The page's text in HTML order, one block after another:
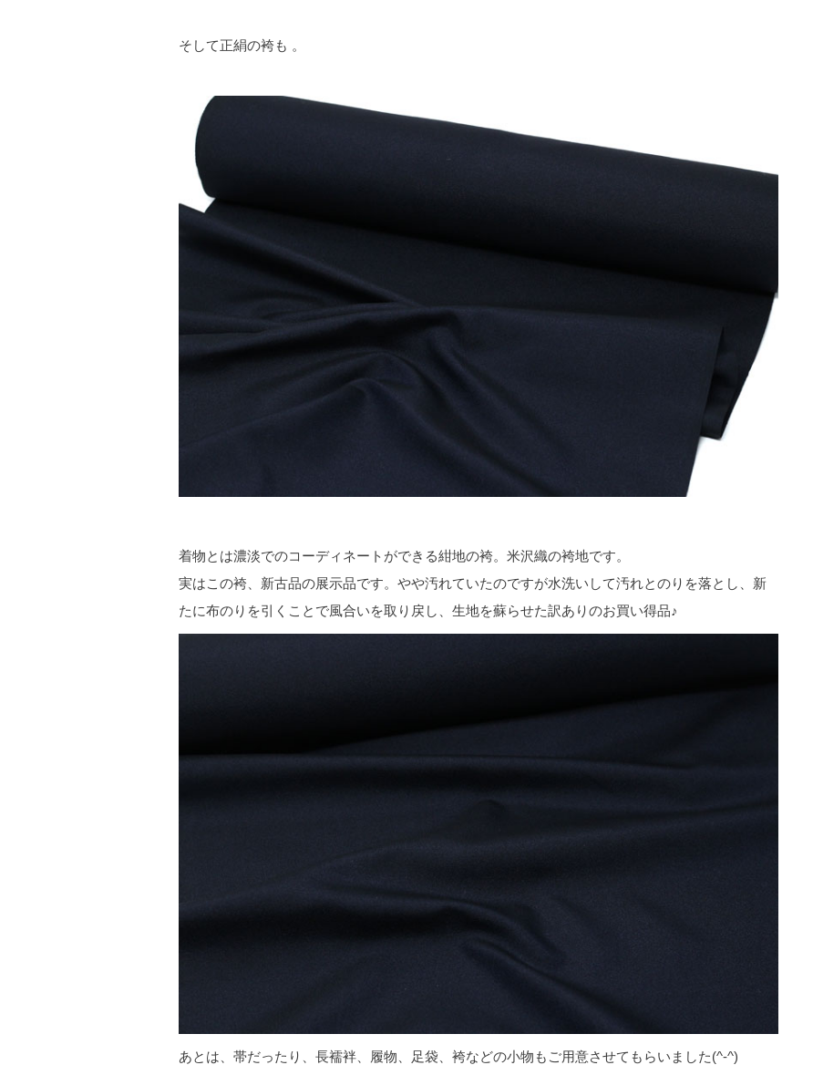
そして正絹の袴も 。
着物とは濃淡でのコーディネートができる紺地の袴。米沢織の袴地です。
実はこの袴、新古品の展示品です。やや汚れていたのですが水洗いして汚れとのりを落とし、新
たに布のりを引くことで風合いを取り戻し、生地を蘇らせた訳ありのお買い得品♪
あとは、帯だったり、長襦袢、履物、足袋、袴などの小物もご用意させてもらいました(^-^)